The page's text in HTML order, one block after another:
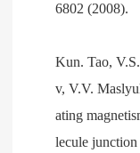
6802 (2008).
Kun. Tao,
v, V.V.
ating
lecule junction